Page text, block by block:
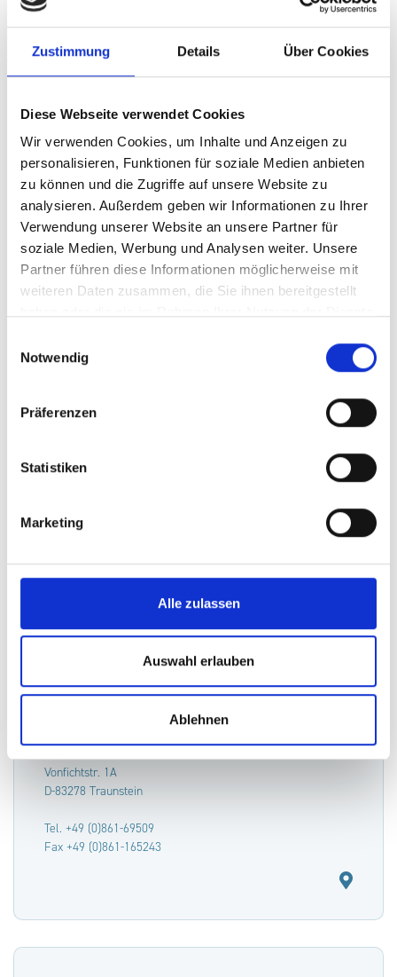
Zustimmung Details Über Cookies
Diese Webseite verwendet Cookies
Wir verwenden Cookies, um Inhalte und Anzeigen zu
personalisieren, Funktionen für soziale Medien anbieten
zu können und die Zugriffe auf unsere Website zu
analysieren. Außerdem geben wir Informationen zu Ihrer
Verwendung unserer Website an unsere Partner für
soziale Medien, Werbung und Analysen weiter. Unsere
Partner führen diese Informationen möglicherweise mit
weiteren Daten zusammen, die Sie ihnen bereitgestellt
Notwendig
Präferenzen
Statistiken
Marketing
Alle zulassen
Auswahl erlauben
Ablehnen
Mauthauser Str. 1-6
Tel. +49 (0)8651-9829-600
Fax +49 (0)8651-9829-109
Im Speck 4
Tel. +49 (0)8663-542-0
Traunstein
Vonfichtstr. 1A
D-83278 Traunstein
Tel. +49 (0)861-69509
Fax +49 (0)861-165243